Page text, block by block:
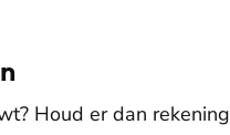
Houd er dan